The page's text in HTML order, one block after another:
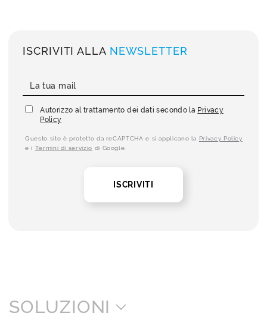
ISCRIVITI ALLA NEWSLETTER
Autorizzo al trattamento dei dati secondo la Privacy
Policy
Questo sito è protetto da reCAPTCHA e si applicano la Privacy Policy
e i Termini di servizio di Google.
ISCRIVITI
SOLUZIONI